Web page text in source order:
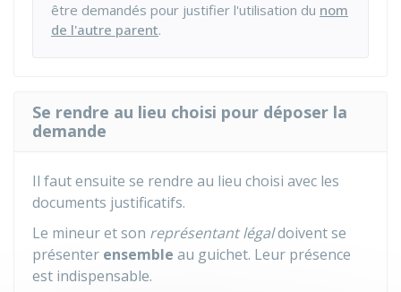
être demandés pour justifier l'utilisation du nom
de l'autre parent.
Se rendre au lieu choisi pour déposer la
demande
Il faut ensuite se rendre au lieu choisi avec les
documents justificatifs.
Le mineur et son représentant légaldoivent se
présenter ensemble au guichet. Leur présence
est indispensable.